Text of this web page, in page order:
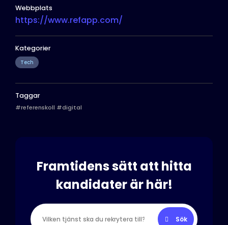
Webbplats
https://www.refapp.com/
Kategorier
Tech
Taggar
#referenskoll #digital
Framtidens sätt att hitta
kandidater är här!
Sök